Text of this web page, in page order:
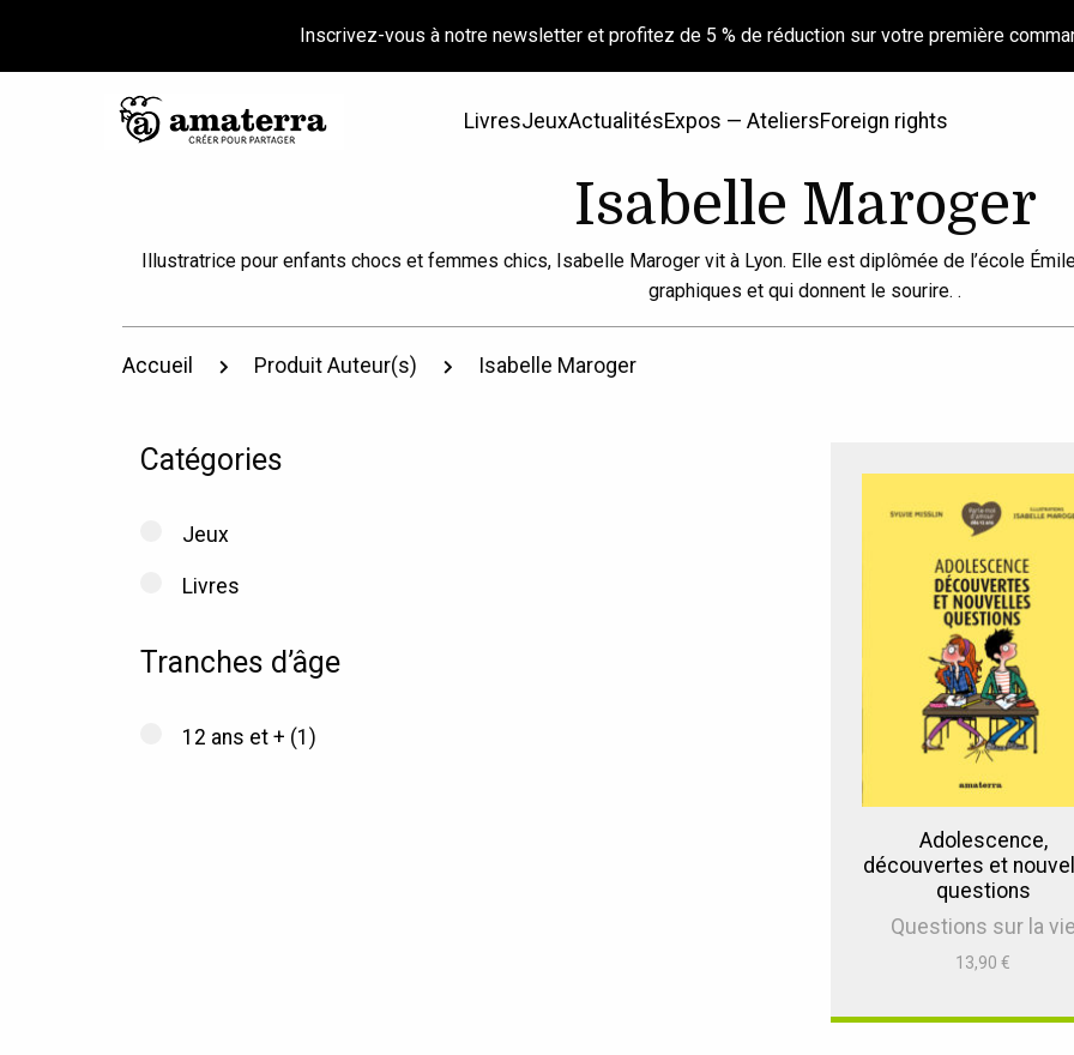
LivresJeuxActualitésExpos — AteliersForeign rights
Isabelle Maroger
Illustratrice pour enfants chocs et femmes chics, Isabelle Maroger vit à Lyon. Elle est diplômée de l’école
graphiques et qui donnent le sourire. .
Accueil Produit Auteur(s) Isabelle Maroger
Catégories
Jeux
Livres
Tranches d’âge
12 ans et + (1)
Adolescence,
découvertes et
questions
Questions sur la vie
13,90€
Inscrivez-vous à notre newsletter et profitez de 5 % de réduction sur votre première